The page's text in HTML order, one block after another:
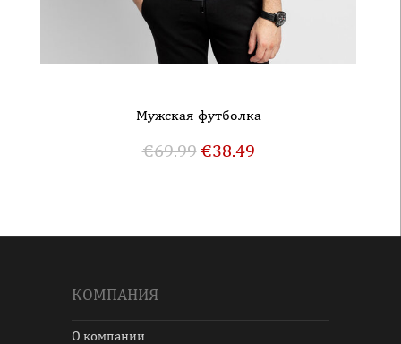
Мужская футболка
€69.99€38.49
КОМПАНИЯ
О компании